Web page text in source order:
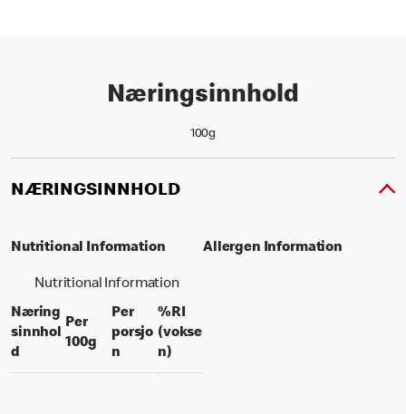
Næringsinnhold
100g
NÆRINGSINNHOLD
Nutritional Information
Nutritional Information
Næring
sinnhol
d
Per
100gper 100 grams
Per
porsjo
nper portion
%RI
(vokse
n)% daily value for an adult
Allergen Information